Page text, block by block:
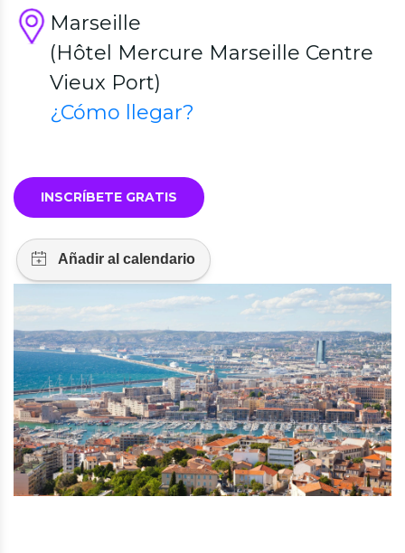
Marseille
(Hôtel Mercure Marseille Centre
Vieux Port)
¿Cómo llegar?
INSCRÍBETE GRATIS